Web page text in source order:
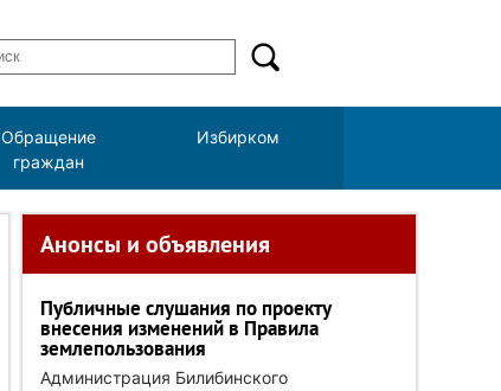
Обращение
граждан
Избирком
Анонсы и объявления
Публичные слушания по проекту
внесения изменений в Правила
землепользования
Администрация Билибинского